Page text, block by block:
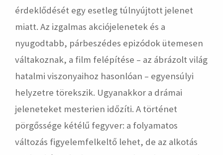
érdeklődését egy esetleg túlnyújtott jelenet
miatt. Az izgalmas akciójelenetek és a
nyugodtabb, párbeszédes epizódok ütemesen
váltakoznak, a film felépítése – az ábrázolt világ
hatalmi viszonyaihoz hasonlóan – egyensúlyi
helyzetre törekszik. Ugyanakkor a drámai
jeleneteket mesterien időzíti. A történet
pörgőssége kétélű fegyver: a folyamatos
változás figyelemfelkeltő lehet, de az alkotás